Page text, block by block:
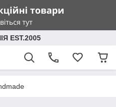
EST.2005